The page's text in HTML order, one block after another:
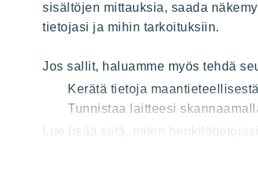
sisältöjen mittauksia, saada
tietojasi ja mihin tarkoituksiin.
Jos sallit, haluamme myös tehdä
Kerätä tietoja
Tunnistaa laitteesi
Lue lisää siitä, miten
HAKU